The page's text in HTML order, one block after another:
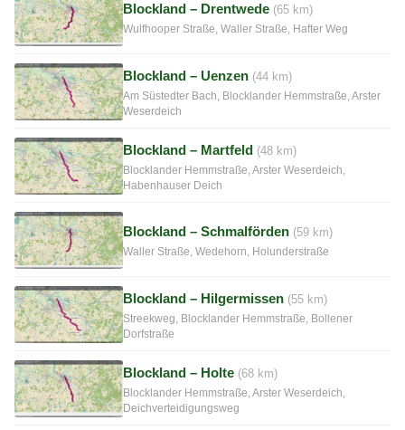
Blockland – Drentwede (65 km)
Wulfhooper Straße, Waller Straße, Hafter Weg
Blockland – Uenzen (44 km)
Am Süstedter Bach, Blocklander Hemmstraße, Arster
Weserdeich
Blockland – Martfeld (48 km)
Blocklander Hemmstraße, Arster Weserdeich,
Habenhauser Deich
Blockland – Schmalförden (59 km)
Waller Straße, Wedehorn, Holunderstraße
Blockland – Hilgermissen (55 km)
Streekweg, Blocklander Hemmstraße, Bollener
Dorfstraße
Blockland – Holte (68 km)
Blocklander Hemmstraße, Arster Weserdeich,
Deichverteidigungsweg